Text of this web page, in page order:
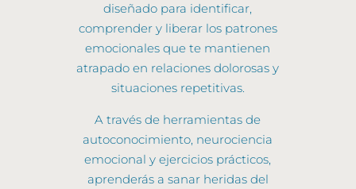
diseñado para identificar,
comprender y liberar los patrones
emocionales que te mantienen
atrapado en relaciones dolorosas y
situaciones repetitivas.
A través de herramientas de
autoconocimiento, neurociencia
emocional y ejercicios prácticos,
aprenderás a sanar heridas del